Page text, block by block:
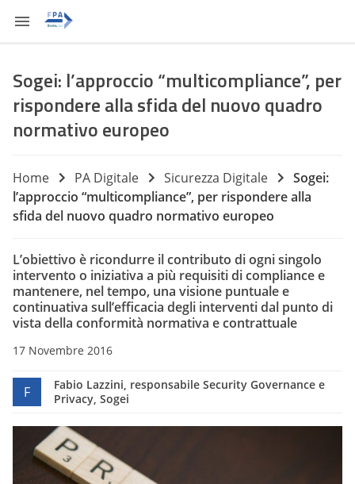
Sogei: l’approccio “multicompliance”, per
rispondere alla sfida del nuovo quadro
normativo europeo
Home PA Digitale Sicurezza Digitale
Sogei:
l’approccio “multicompliance”, per rispondere alla
sfida del nuovo quadro normativo europeo
L’obiettivo è ricondurre il contributo di ogni singolo
intervento o iniziativa a più requisiti di compliance e
mantenere, nel tempo, una visione puntuale e
continuativa sull’efficacia degli interventi dal punto di
vista della conformità normativa e contrattuale
17 Novembre 2016
F
Fabio Lazzini, responsabile Security Governance e
Privacy, Sogei